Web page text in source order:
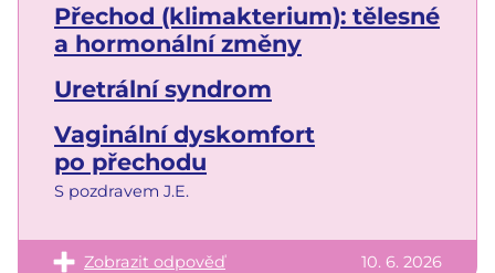
Přechod (klimakterium): tělesné
a hormonální změny
Uretrální syndrom
Vaginální dyskomfort
po přechodu
S pozdravem J.E.
Zobrazit odpověď 10. 6. 2026